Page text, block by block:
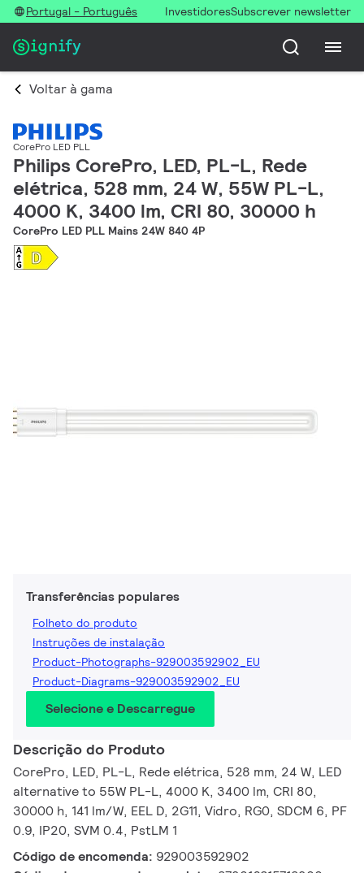
Portugal - Português InvestidoresSubscrever newsletter
Voltar à gama
CorePro LED PLL
Philips CorePro, LED, PL-L, Rede
elétrica, 528 mm, 24 W, 55W PL-L,
4000 K, 3400 lm, CRI 80, 30000 h
CorePro LED PLL Mains 24W 840 4P
Transferências populares
Folheto do produto
Instruções de instalação
Product-Photographs-929003592902_EU
Product-Diagrams-929003592902_EU
Selecione e Descarregue
Descrição do Produto
CorePro, LED, PL-L, Rede elétrica, 528 mm, 24 W, LED
alternative to 55W PL-L, 4000 K, 3400 lm, CRI 80,
30000 h, 141 lm/W, EEL D, 2G11, Vidro, RG0, SDCM 6, PF
0.9, IP20, SVM 0.4, PstLM 1
Código de encomenda: 929003592902